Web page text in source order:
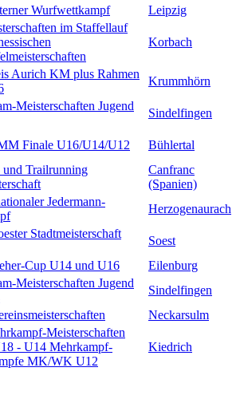
Wurfwettkampf Leipzig
im Staffellauf
Korbach
Aurich KM plus Rahmen
Krummhörn
Meisterschaften Jugend
Sindelfingen
Finale U16/U14/U12
Bühlertal
Trailrunning
Canfranc
(Spanien)
Jedermann-
Herzogenaurach
Stadtmeisterschaft
Soest
Cup U14 und U16
Eilenburg
Meisterschaften Jugend
Sindelfingen
Neckarsulm
Meisterschaften
- U14 Mehrkampf-
MK/WK U12
Kiedrich